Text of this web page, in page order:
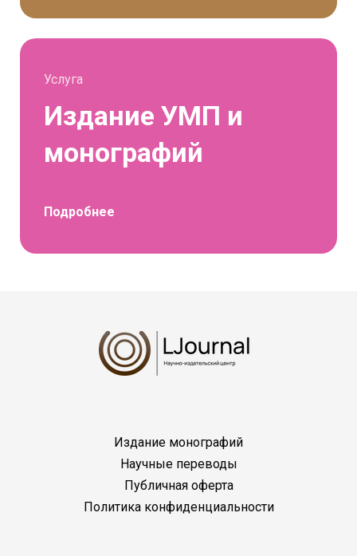
Услуга
Издание УМП и
монографий
Подробнее
Издание монографий
Научные переводы
Публичная оферта
Политика конфиденциальности